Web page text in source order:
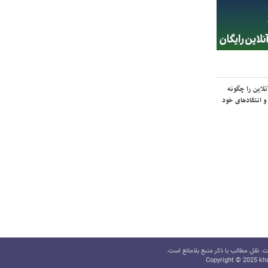
را چگونه
انتقادهای خود
نقل مطالب با ذکر منبع بلامانع است.
Copyright © 2025